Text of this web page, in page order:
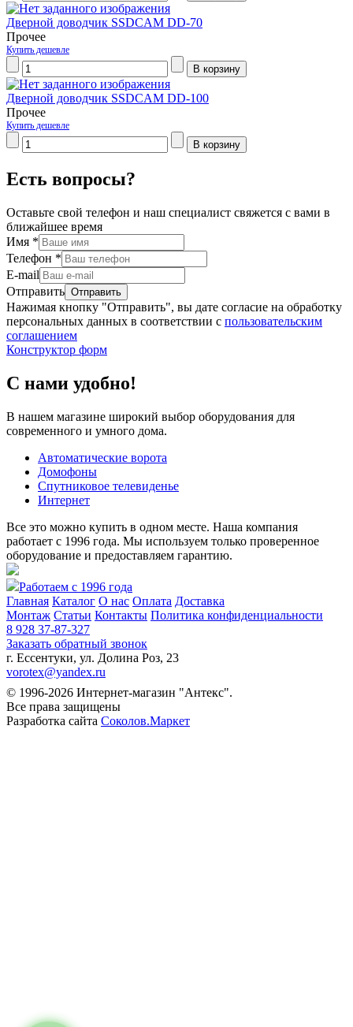
Дверной доводчик SSDCAM DD-70
Прочее
Купить дешевле
Дверной доводчик SSDCAM DD-100
Прочее
Купить дешевле
Есть вопросы?
Оставьте свой телефон и наш специалист свяжется с вами в
ближайшее время
Имя *
Телефон *
E-mail
Отправить
Нажимая кнопку "Отправить", вы дате согласие на обработку
персональных данных в соответствии с пользовательским
соглашением
Конструктор форм
С нами удобно!
В нашем магазине широкий выбор оборудования для
современного и умного дома.
Автоматические ворота
Домофоны
Спутниковое телевиденье
Интернет
Все это можно купить в одном месте. Наша компания
работает с 1996 года. Мы используем только проверенное
оборудование и предоставляем гарантию.
Работаем с 1996 года
Главная Каталог О нас Оплата Доставка
Монтаж Статьи Контакты Политика конфиденциальности
8 928 37-87-327
Заказать обратный звонок
г. Ессентуки, ул. Долина Роз, 23
vorotex@yandex.ru
© 1996-2026 Интернет-магазин "Антекс".
Все права защищены
Разработка сайта Соколов.Маркет